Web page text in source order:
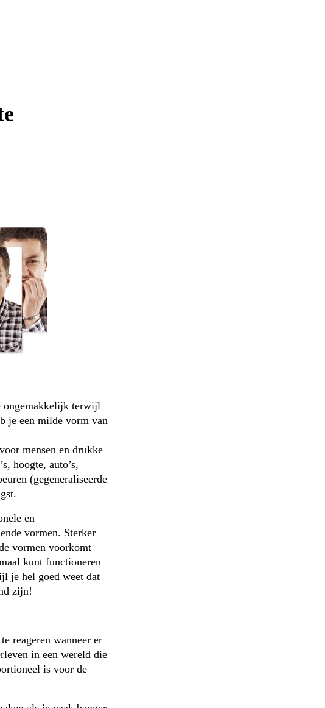
ongemakkelijk terwijl
je een milde vorm van
mensen en drukke
hoogte, auto’s,
(gegeneraliseerde
en
vormen. Sterker
vormen voorkomt
kunt functioneren
je hel goed weet dat
zijn!
reageren wanneer er
in een wereld die
is voor de